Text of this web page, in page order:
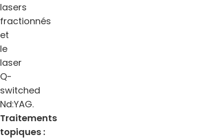
lasers
fractionnés
et
le
laser
Q-
switched
Nd:YAG.
Traitements
topiques :